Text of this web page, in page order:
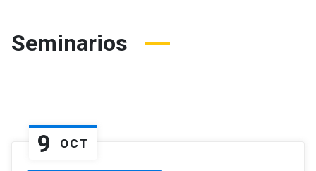
Seminarios
9 OCT